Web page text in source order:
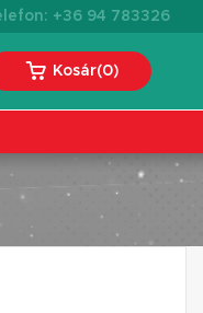
+36 94 783326
Kosár(0)